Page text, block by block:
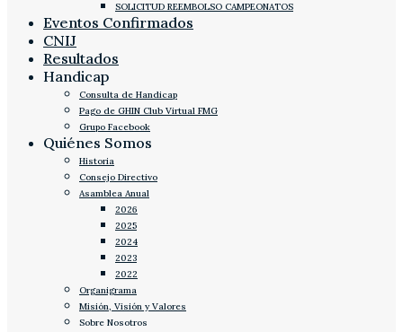
SOLICITUD REEMBOLSO CAMPEONATOS
Eventos Confirmados
CNIJ
Resultados
Handicap
Consulta de Handicap
Pago de GHIN Club Virtual FMG
Grupo Facebook
Quiénes Somos
Historia
Consejo Directivo
Asamblea Anual
2026
2025
2024
2023
2022
Organigrama
Misión, Visión y Valores
Sobre Nosotros